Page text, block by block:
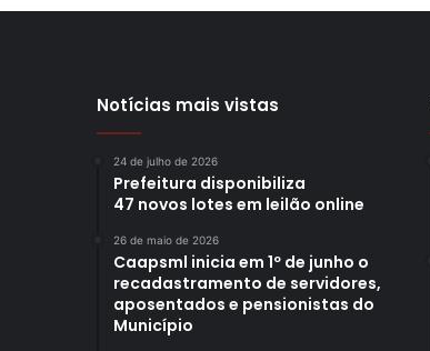
Notícias mais vistas
24 de julho de 2026
Prefeitura disponibiliza
47 novos lotes em leilão online
26 de maio de 2026
Caapsml inicia em 1º de junho o
recadastramento de servidores,
aposentados e pensionistas do
Município